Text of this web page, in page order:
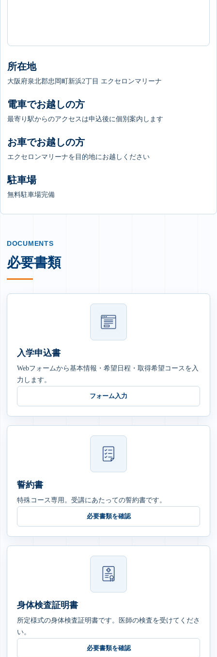
所在地
大阪府泉北郡忠岡町新浜2丁目 エクセロンマリーナ
電車でお越しの方
最寄り駅からのアクセスは申込後に個別案内します
お車でお越しの方
エクセロンマリーナを目的地にお越しください
駐車場
無料駐車場完備
DOCUMENTS
必要書類
入学申込書
Webフォームから基本情報・希望日程・取得希望コースを入
力します。
フォーム入力
誓約書
特殊コース専用。受講にあたっての誓約書です。
必要書類を確認
身体検査証明書
所定様式の身体検査証明書です。医師の検査を受けてくださ
い。
必要書類を確認